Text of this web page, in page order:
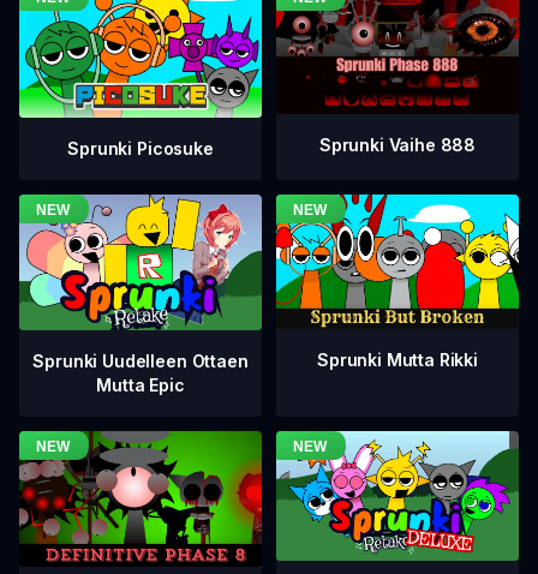
Sprunki Picosuke Sprunki Vaihe 888
Sprunki Uudelleen Ottaen
Mutta Epic
Sprunki Mutta Rikki